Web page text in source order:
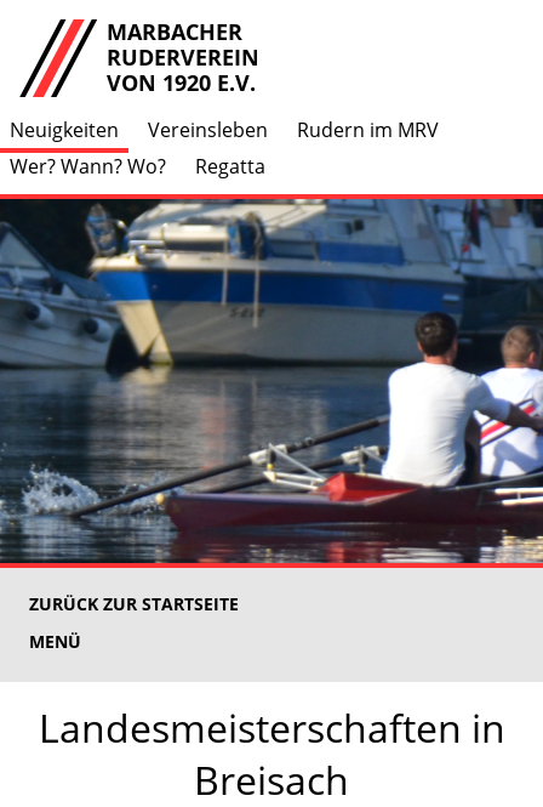
MARBACHER
RUDERVEREIN
VON 1920 E.V.
Neuigkeiten Vereinsleben
Rudern im MRV
Wer? Wann? Wo?
Regatta
ZURÜCK ZUR STARTSEITE
MENÜ
Landesmeisterschaften in
Breisach